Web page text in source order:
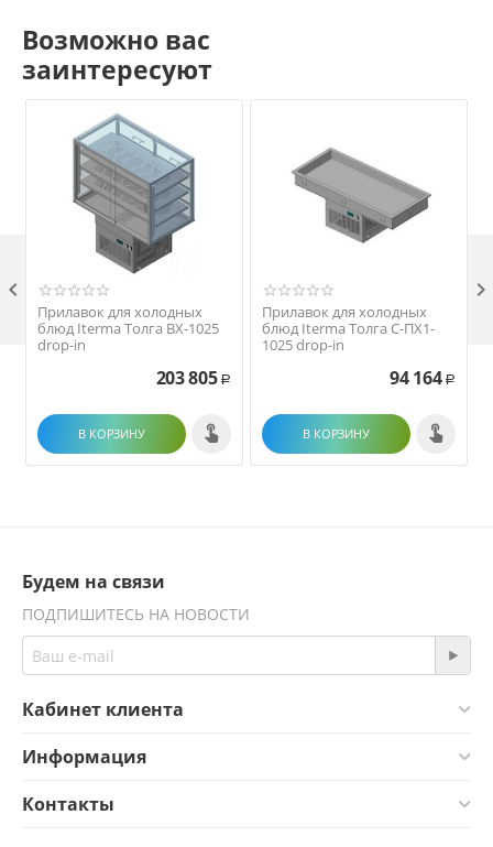
Возможно вас
заинтересуют
Прилавок для холодных
блюд Iterma Толга ВХ-1025
drop-in
203 805 Р
В КОРЗИНУ
Прилавок для холодных
блюд Iterma Толга С-ПХ1-
1025 drop-in
94 164 Р
В КОРЗИНУ
 
Будем на связи
ПОДПИШИТЕСЬ НА НОВОСТИ
Кабинет клиента
Информация
Контакты